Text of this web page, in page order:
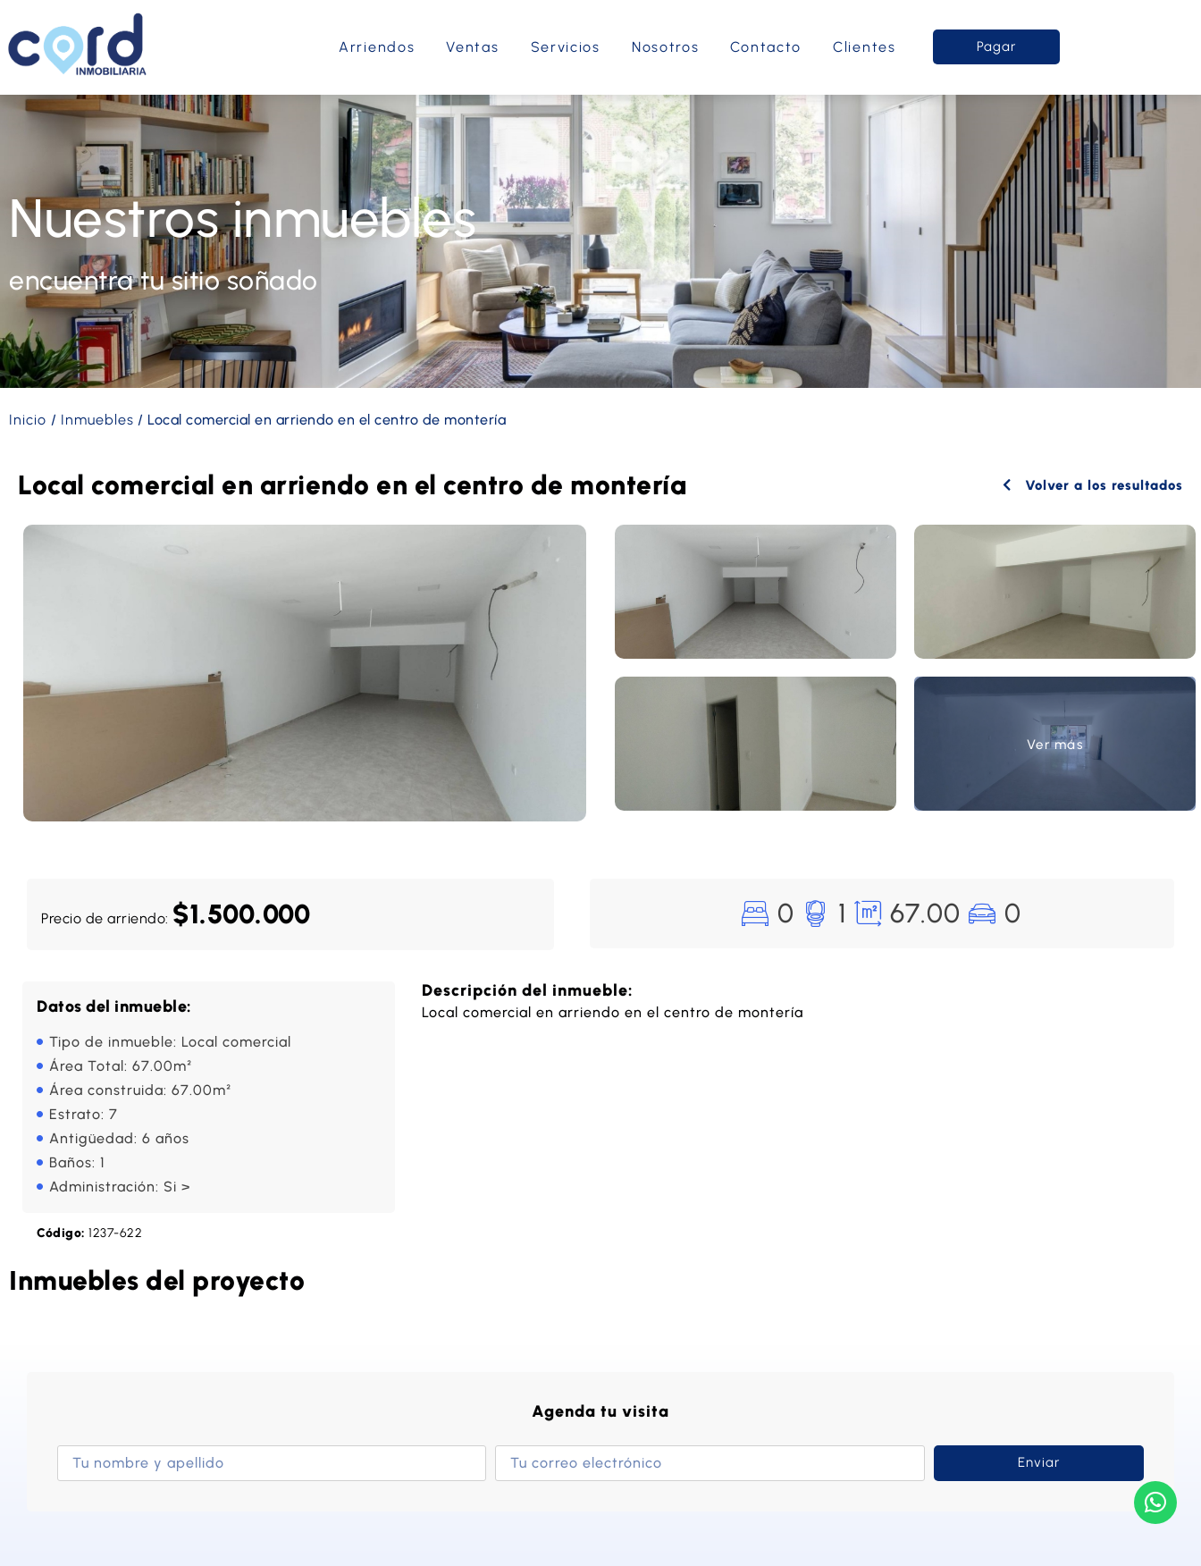
Arriendos Ventas Servicios Nosotros Contacto Clientes Pagar
Nuestros inmuebles
encuentra tu sitio soñado
Inicio / Inmuebles / Local comercial en arriendo en el centro de montería
Local comercial en arriendo en el centro de montería Volver a los resultados
Ver más
Precio de arriendo: $1.500.000 0 1 67.00 0
Datos del inmueble:
Tipo de inmueble: Local comercial
Área Total: 67.00m²
Área construida: 67.00m²
Estrato: 7
Antigüedad: 6 años
Baños: 1
Administración: Si >
Código: 1237-622
Descripción del inmueble:
Local comercial en arriendo en el centro de montería
Inmuebles del proyecto
Agenda tu visita
Enviar